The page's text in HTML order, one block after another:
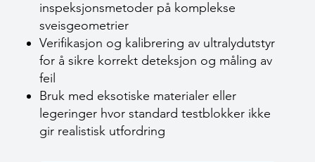
inspeksjonsmetoder på komplekse
sveisgeometrier
Verifikasjon og kalibrering av ultralydutstyr
for å sikre korrekt deteksjon og måling av
feil
Bruk med eksotiske materialer eller
legeringer hvor standard testblokker ikke
gir realistisk utfordring